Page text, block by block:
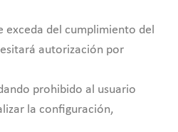
exceda del cumplimiento del
autorización por
prohibido al usuario
la configuración,